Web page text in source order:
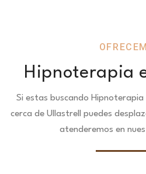
Hipnoterapia
Si estas buscando
cerca de Ullastrell puedes
atenderemos en